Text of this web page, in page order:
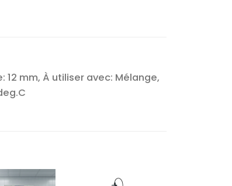
mm, À utiliser avec: Mélange,